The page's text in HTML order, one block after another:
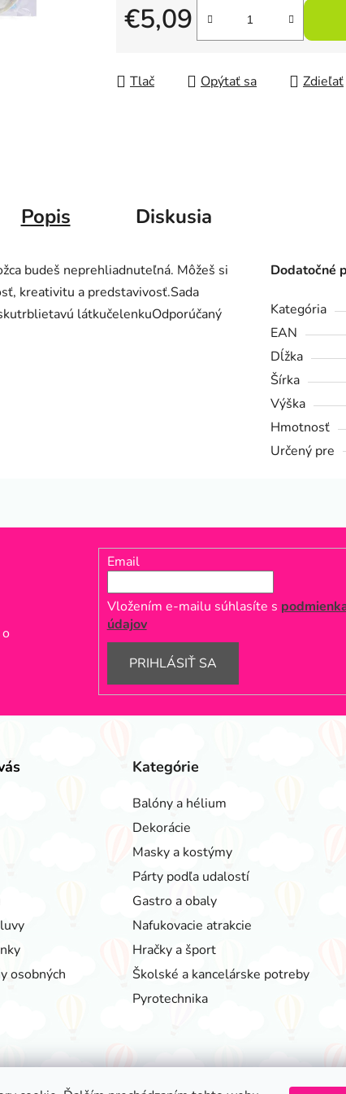
€5,09
Jednotková cena:
Tlač Opýtať sa Zdieľať
Popis Diskusia
budeš neprehliadnuteľná. Môžeš si
kreativitu a predstavivosť.Sada
látkučelenkuOdporúčaný
Dodatočné
Kategória
EAN
Dĺžka
Šírka
Výška
Hmotnosť
Určený pre
Email
Vložením e-mailu súhlasíte s
údajov
PRIHLÁSIŤ SA
osobných
Kategórie
Balóny a hélium
Dekorácie
Masky a kostýmy
Párty podľa udalostí
Gastro a obaly
Nafukovacie atrakcie
Hračky a šport
Školské a kancelárske potreby
Pyrotechnika